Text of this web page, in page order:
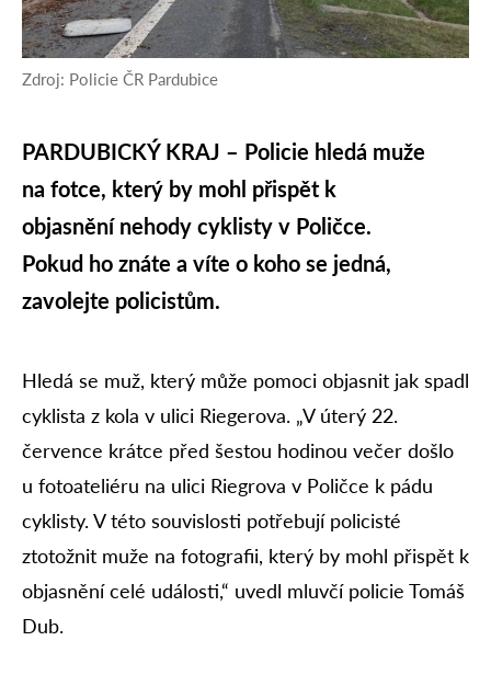
Zdroj: Policie ČR Pardubice
PARDUBICKÝ KRAJ – Policie hledá muže
na fotce, který by mohl přispět k
objasnění nehody cyklisty v Poličce.
Pokud ho znáte a víte o koho se jedná,
zavolejte policistům.
Hledá se muž, který může pomoci objasnit jak spadl
cyklista z kola v ulici Riegerova. „V úterý 22.
července krátce před šestou hodinou večer došlo
u fotoateliéru na ulici Riegrova v Poličce k pádu
cyklisty. V této souvislosti potřebují policisté
ztotožnit muže na fotografii, který by mohl přispět k
objasnění celé události,“ uvedl mluvčí policie Tomáš
Dub.